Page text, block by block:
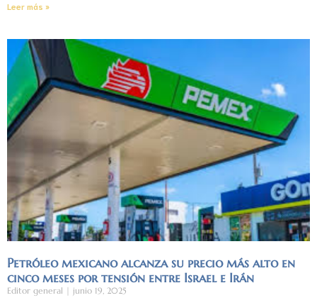
Leer más »
Petróleo mexicano alcanza su precio más alto en
cinco meses por tensión entre Israel e Irán
Editor general junio 19, 2025